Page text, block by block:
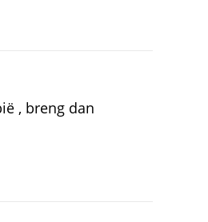
, breng dan